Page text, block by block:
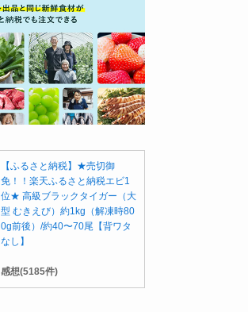
【ふるさと納税】★売切御
免！！楽天ふるさと納税エビ1
位★ 高級ブラックタイガー（大
型 むきえび）約1kg（解凍時80
0g前後）/約40〜70尾【背ワタ
なし】
感想(5185件)